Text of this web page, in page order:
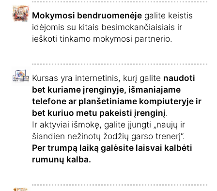
Mokymosi bendruomenėje galite keistis
idėjomis su kitais besimokančiaisiais ir
ieškoti tinkamo mokymosi partnerio.
Kursas yra internetinis, kurį galite naudoti
bet kuriame įrenginyje, išmaniajame
telefone ar planšetiniame kompiuteryje ir
bet kuriuo metu pakeisti įrenginį.
Ir aktyviai išmokę, galite įjungti „naujų ir
šiandien nežinotų žodžių garso trenerį“.
Per trumpą laiką galėsite laisvai kalbėti
rumunų kalba.